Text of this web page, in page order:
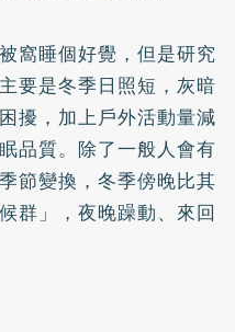
窩睡個好覺，但是研究
要是冬季日照短，灰暗
擾，加上戶外活動量減
品質。除了一般人會有
節變換，冬季傍晚比其
群」，夜晚躁動、來回